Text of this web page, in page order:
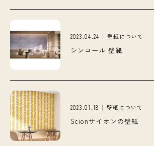
2023.04.24 壁紙について
シンコール 壁紙
2023.01.18 壁紙について
Scionサイオンの壁紙